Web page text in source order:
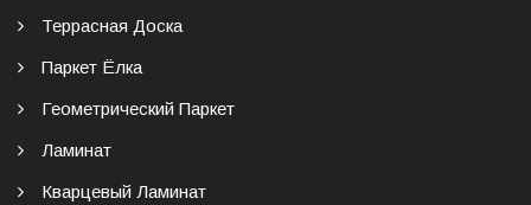
Террасная Доска
Паркет Ёлка
Геометрический Паркет
Ламинат
Кварцевый Ламинат